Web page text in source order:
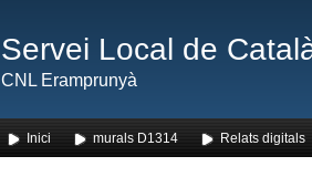
Servei Local de
CNL Eramprunyà
Inici murals D1314 Relats digitals